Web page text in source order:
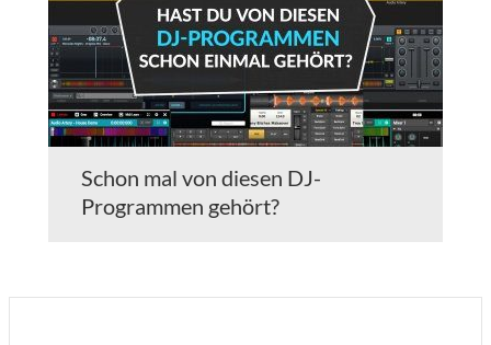
Schon mal von diesen DJ-
Programmen gehört?